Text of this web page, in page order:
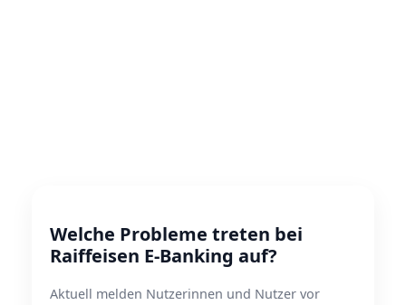
Welche Probleme treten bei
Raiffeisen E-Banking auf?
Aktuell melden Nutzerinnen und Nutzer vor